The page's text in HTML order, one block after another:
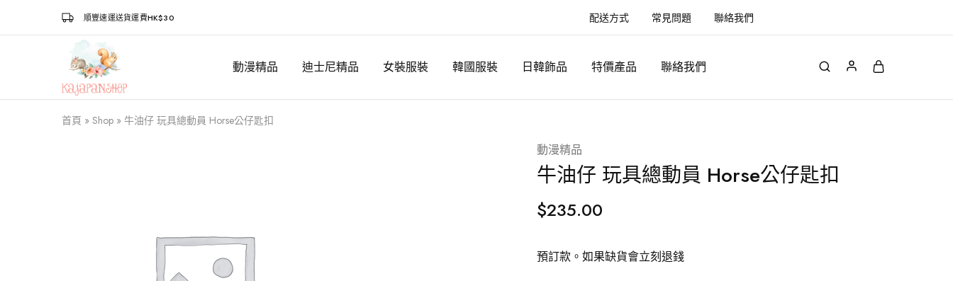
順豐速運送貨運費HK$30 配送方式 常見問題 聯絡我們
Kajapanshop
日
韓
百
貨
店
動漫精品 迪士尼精品 女裝服裝 韓國服裝 日韓飾品 特價產品 聯絡我們
首頁 » Shop » 牛油仔 玩具總動員 Horse公仔匙扣
動漫精品
牛油仔 玩具總動員 Horse公仔匙扣
$235.00
預訂款。如果缺貨會立刻退錢